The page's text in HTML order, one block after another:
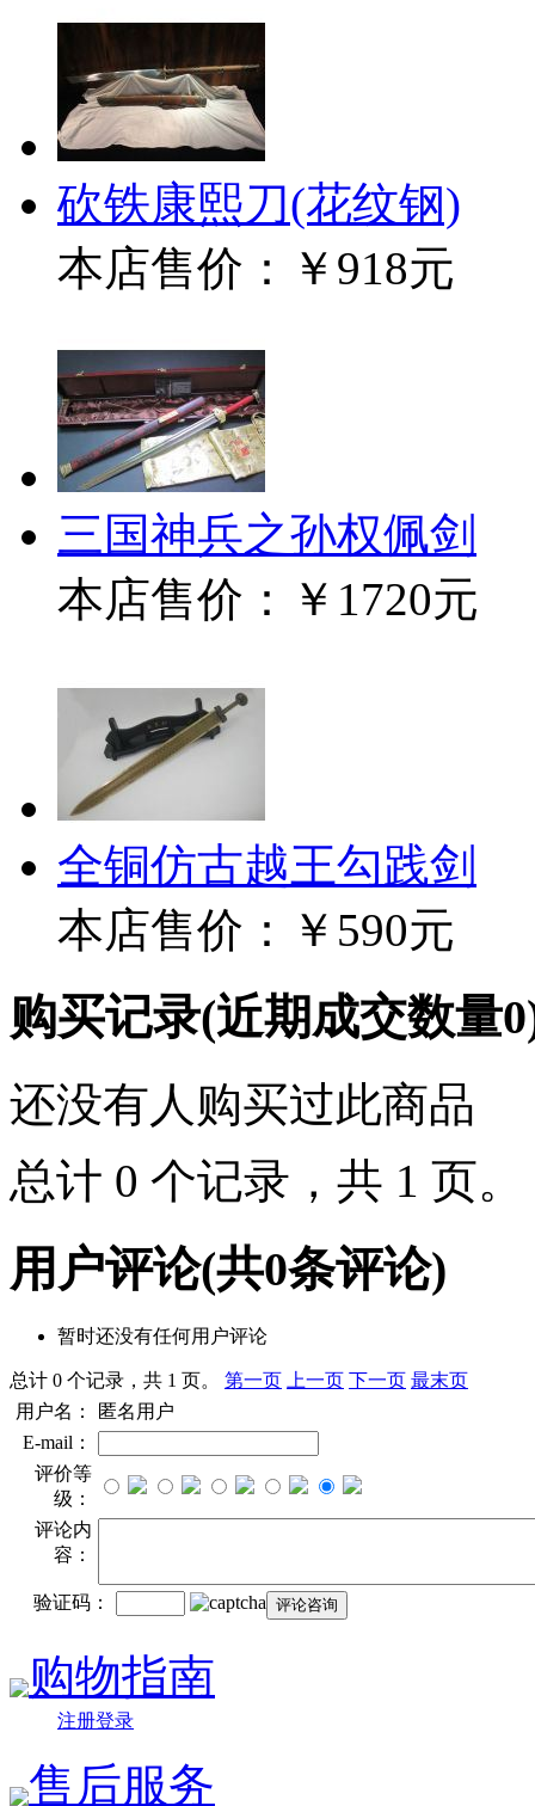
砍铁康熙刀(花纹钢)
本店售价：
￥918元
三国神兵之孙权佩剑
本店售价：
￥1720元
全铜仿古越王勾践剑
本店售价：
￥590元
购买记录(近期成交数量0
还没有人购买过此商品
总计 0 个记录，共 1 页。
用户评论(共0条评论)
暂时还没有任何用户评论
总计 0 个记录，共 1 页。 第一页 上一页 下一页 最末页
用户名：
匿名用户
E-mail：
评价等
级：
评论内
容：
验证码：
购物指南
注册登录
售后服务